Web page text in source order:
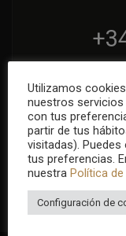
Utilizamos
nuestros
con tus
partir de tus
visitadas).
tus preferencias.
nuestra Política
Configuración de